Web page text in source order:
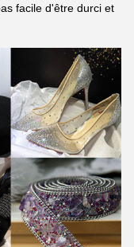
facile d'être durci et